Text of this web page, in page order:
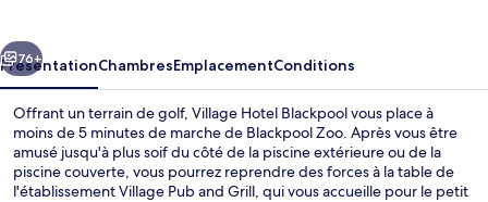
Suivant
76+
PrésentationChambresEmplacementConditions
Offrant un terrain de golf, Village Hotel Blackpool vous place à
moins de 5 minutes de marche de Blackpool Zoo. Après vous être
amusé jusqu'à plus soif du côté de la piscine extérieure ou de la
piscine couverte, vous pourrez reprendre des forces à la table de
l'établissement Village Pub and Grill, qui vous accueille pour le petit